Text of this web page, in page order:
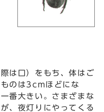
は口）をもち、体はご
のは3cmほどにな
番大きい。さまざまな
、夜灯りにやってくる